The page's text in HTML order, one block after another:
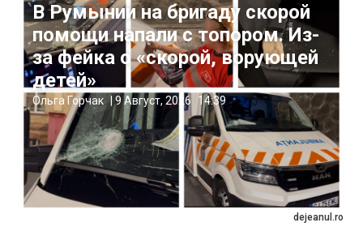
dejeanul.ro
В Румынии на бригаду скорой
помощи напали с топором. Из-
за фейка о «скорой, ворующей
детей»
Ольга Горчак 9 Август, 2026 14:39